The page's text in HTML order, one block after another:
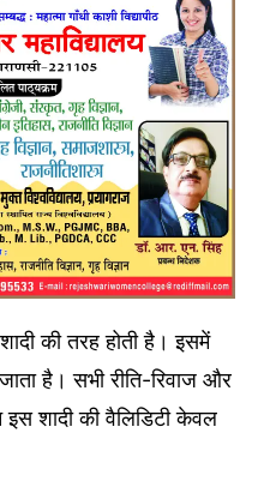
की तरह होती है। इसमें
है। सभी रीति-रिवाज और
शादी की वैलिडिटी केवल